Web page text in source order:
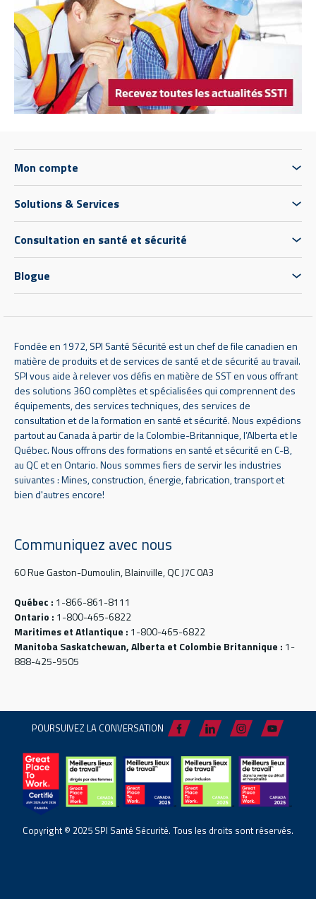
Mon compte
Solutions & Services
Consultation en santé et sécurité
Blogue
Fondée en 1972, SPI Santé Sécurité est un chef de file canadien en
matière de produits et de services de santé et de sécurité au travail.
SPI vous aide à relever vos défis en matière de SST en vous offrant
des solutions 360 complètes et spécialisées qui comprennent des
équipements, des services techniques, des services de
consultation et de la formation en santé et sécurité. Nous expédions
partout au Canada à partir de la Colombie-Britannique, l’Alberta et le
Québec. Nous offrons des formations en santé et sécurité en C-B,
au QC et en Ontario. Nous sommes fiers de servir les industries
suivantes : Mines, construction, énergie, fabrication, transport et
bien d'autres encore!
Communiquez avec nous
60 Rue Gaston-Dumoulin, Blainville, QC J7C 0A3
Québec : 1-866-861-8111
Ontario : 1-800-465-6822
Maritimes et Atlantique : 1-800-465-6822
Manitoba Saskatchewan, Alberta et Colombie Britannique : 1-
888-425-9505
POURSUIVEZ LA CONVERSATION
Copyright © 2025 SPI Santé Sécurité. Tous les droits sont réservés.